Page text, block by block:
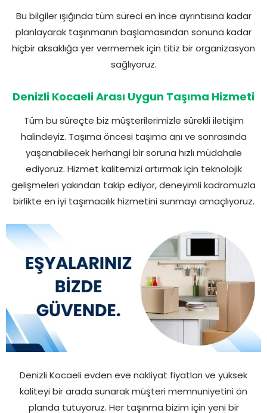
Bu bilgiler ışığında tüm süreci en ince ayrıntısına kadar
planlayarak taşınmanın başlamasından sonuna kadar
hiçbir aksaklığa yer vermemek için titiz bir organizasyon
sağlıyoruz.
Denizli Kocaeli Arası Uygun Taşıma Hizmeti
Tüm bu süreçte biz müşterilerimizle sürekli iletişim
halindeyiz. Taşıma öncesi taşıma anı ve sonrasında
yaşanabilecek herhangi bir soruna hızlı müdahale
ediyoruz. Hizmet kalitemizi artırmak için teknolojik
gelişmeleri yakından takip ediyor, deneyimli kadromuzla
birlikte en iyi taşımacılık hizmetini sunmayı amaçlıyoruz.
Denizli Kocaeli evden eve nakliyat fiyatları ve yüksek
kaliteyi bir arada sunarak müşteri memnuniyetini ön
planda tutuyoruz. Her taşınma bizim için yeni bir